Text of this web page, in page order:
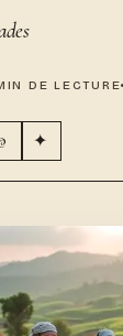
DE LECTURE
✦